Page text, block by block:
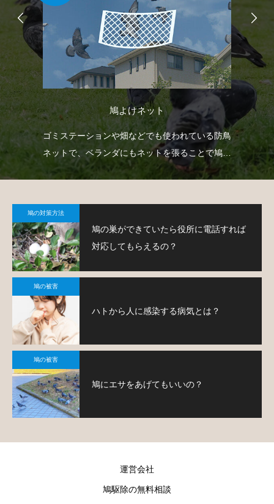
鳩よけネット
ゴミステーションや畑などでも使われている防鳥
ネットで、ベランダにもネットを張ることで鳩対
策が可能です。
鳩の対策方法
鳩の巣ができていたら役所に電話すれば
対応してもらえるの？
鳩の被害
ハトから人に感染する病気とは？
鳩の被害
鳩にエサをあげてもいいの？
運営会社
鳩駆除の無料相談